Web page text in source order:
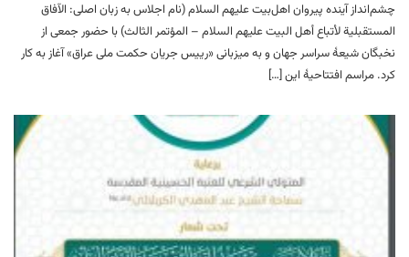
چشم‌انداز آینده پیروان‌ اهل‌بیت علیهم السلام (نام اجلاس به زبان اصلی: الآفاق
المستقبلية لأتباع أهل البيت عليهم السلام – المؤتمر الثالث) با حضور جمعی از
نخبگان شیعهٔ سراسر جهان و به میزبانی «رییس جریان حکمت ملی عراق» آغاز به کار
کرد. مراسم افتتاحیهٔ این […]